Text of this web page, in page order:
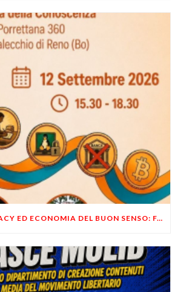
LIBERTÀ, PRIVACY ED ECONOMIA DEL BUON SENSO: FACCO E MUSUMECI A CASALECCHIO DI RENO (BO)